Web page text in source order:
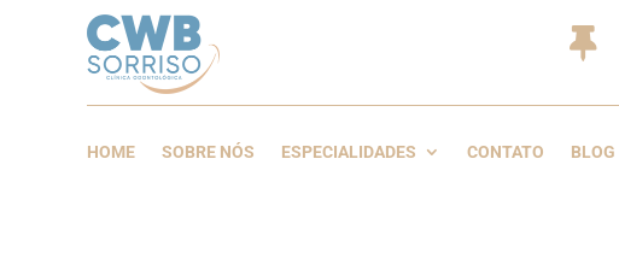

HOME SOBRE NÓS ESPECIALIDADES CONTATO BLOG